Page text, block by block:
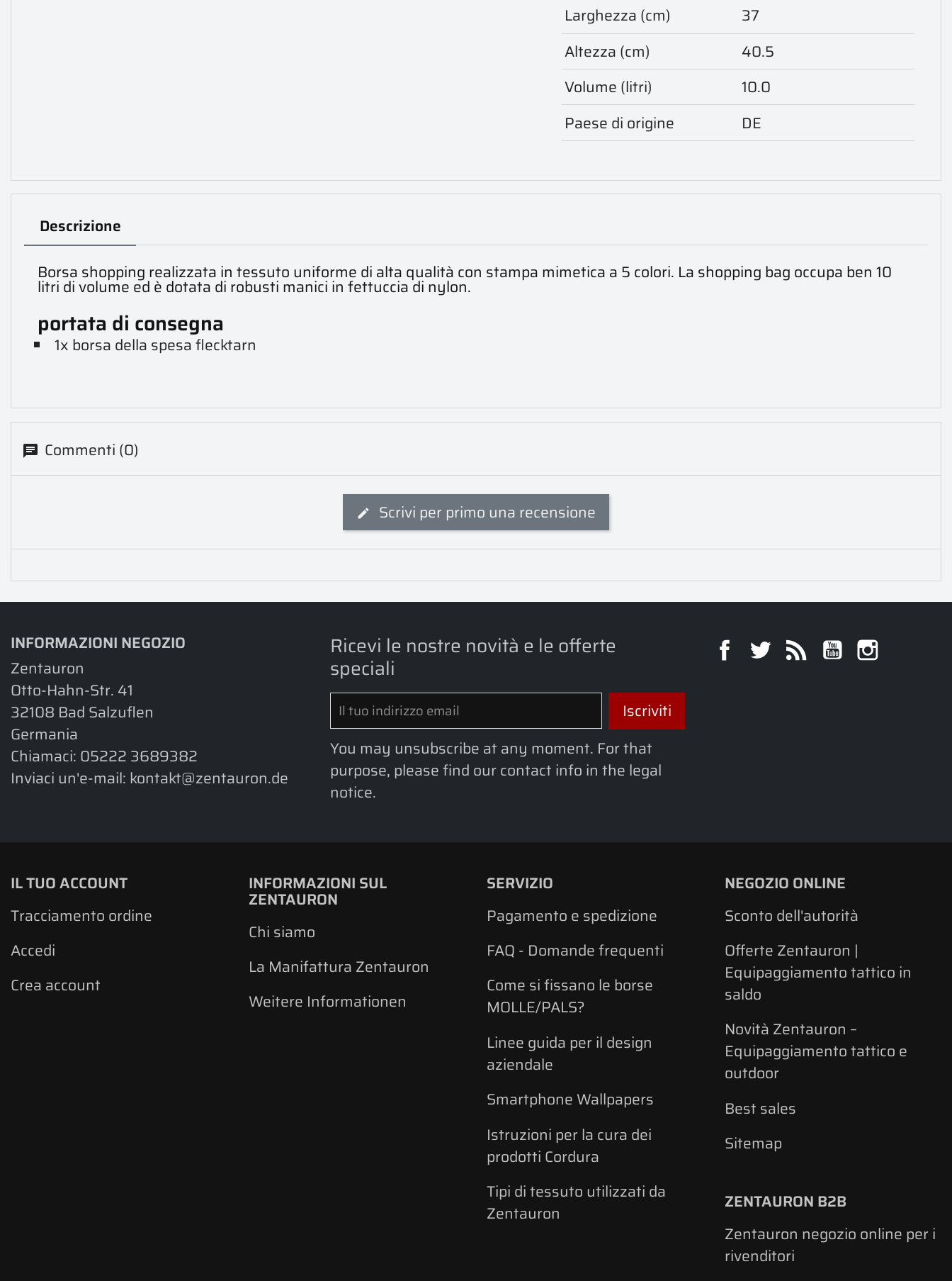
Larghezza (cm)
37
Altezza (cm)
40.5
Volume (litri)
10.0
Paese di origine
DE
Descrizione
Borsa shopping realizzata in tessuto uniforme di alta qualità con stampa mimetica a 5 colori. La shopping bag occupa ben 10
litri di volume ed è dotata di robusti manici in fettuccia di nylon.
portata di consegna
1x borsa della spesa flecktarn
Commenti (0)
Scrivi per primo una recensione
INFORMAZIONI NEGOZIO
Zentauron
Otto-Hahn-Str. 41
32108 Bad Salzuflen
Germania
Chiamaci: 05222 3689382
Inviaci un'e-mail: kontakt@zentauron.de
Ricevi le nostre novità e le offerte
speciali
You may unsubscribe at any moment. For that
purpose, please find our contact info in the legal
notice.
FacebookTwitterRss YouTube
IL TUO ACCOUNT
Tracciamento ordine
Accedi
Crea account
INFORMAZIONI SUL
ZENTAURON
Chi siamo
La Manifattura Zentauron
Weitere Informationen
SERVIZIO
Pagamento e spedizione
FAQ - Domande frequenti
Come si fissano le borse
MOLLE/PALS?
Linee guida per il design
aziendale
Smartphone Wallpapers
Istruzioni per la cura dei
prodotti Cordura
Tipi di tessuto utilizzati da
Zentauron
NEGOZIO ONLINE
Sconto dell'autorità
Offerte Zentauron |
Equipaggiamento tattico in
saldo
Novità Zentauron –
Equipaggiamento tattico e
outdoor
Best sales
Sitemap
ZENTAURON B2B
Zentauron negozio online per i
rivenditori